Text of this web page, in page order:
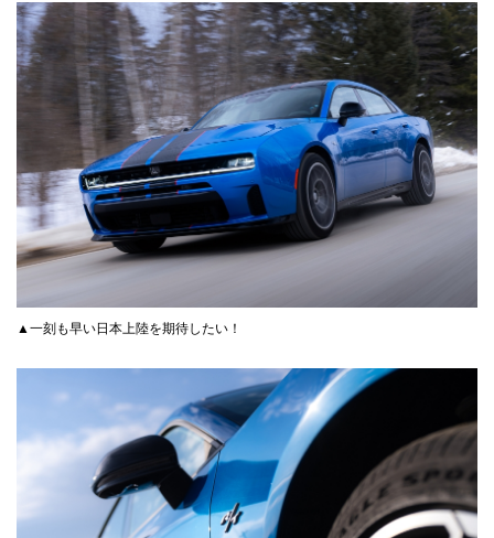
▲一刻も早い日本上陸を期待したい！